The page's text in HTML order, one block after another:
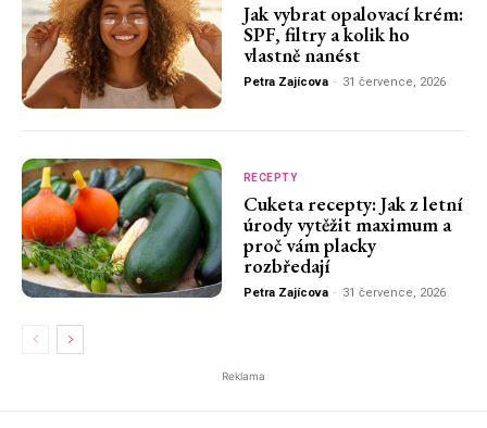
Jak vybrat opalovací krém:
SPF, filtry a kolik ho
vlastně nanést
Petra Zajícova - 31 července, 2026
RECEPTY
Cuketa recepty: Jak z letní
úrody vytěžit maximum a
proč vám placky
rozbředají
Petra Zajícova - 31 července, 2026
Reklama